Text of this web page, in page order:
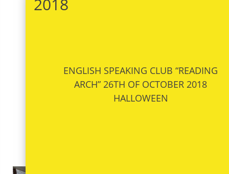
2018
ENGLISH SPEAKING CLUB “READING
ARCH” 26TH OF OCTOBER 2018
HALLOWEEN